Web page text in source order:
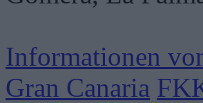
Informationen
Gran Canaria